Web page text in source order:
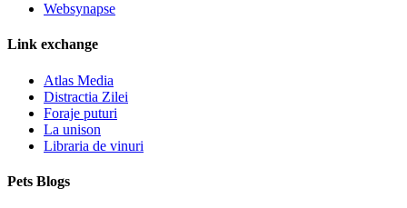
Websynapse
Link exchange
Atlas Media
Distractia Zilei
Foraje puturi
La unison
Libraria de vinuri
Pets Blogs